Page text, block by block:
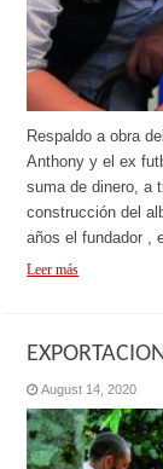
Respaldo a obra
Anthony y el ex
suma de dinero, a
construcción del
años el fundador ,
Leer más
August 14, 2020